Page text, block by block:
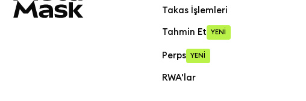
Takas İşlemleri
Tahmin Et YENİ
Perps YENİ
RWA'lar